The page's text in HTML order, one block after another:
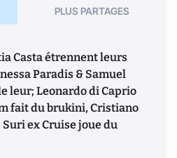
PLUS PARTAGES
Casta étrennent leurs
Paradis & Samuel
leur; Leonardo di Caprio
fait du brukini, Cristiano
ex Cruise joue du